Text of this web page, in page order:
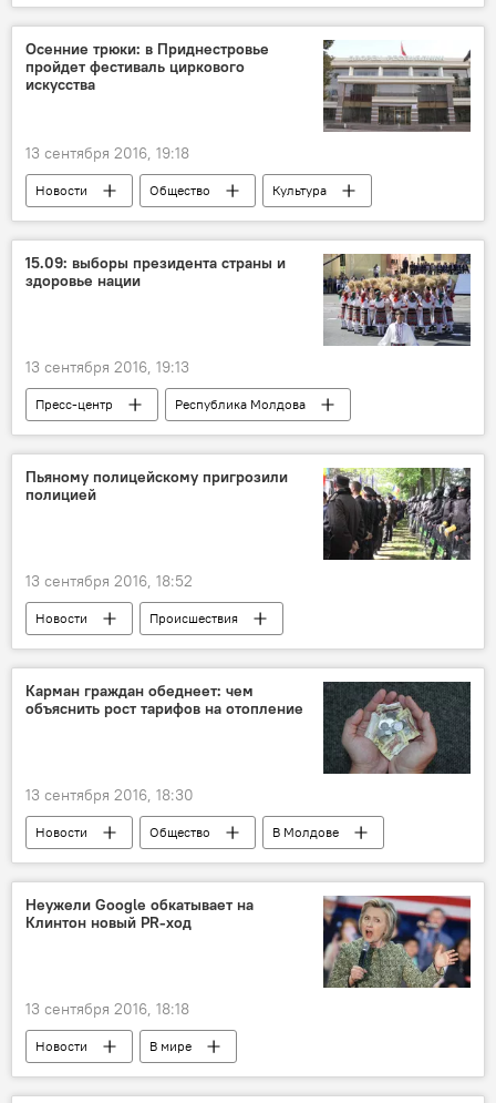
Клинтон
Сандерс
Google
Yahoo
исследование
поисковик
Дональд Трамп
Осенние трюки: в Приднестровье
пройдет фестиваль циркового
искусства
13 сентября 2016, 19:18
Новости Общество
Культура
В Молдове
Приднестровье
Республика Молдова
цирк
фестиваль
15.09: выборы президента страны и
здоровье нации
13 сентября 2016, 19:13
Пресс-центр
Республика Молдова
Николай Журавский
Николай Гибу
пресс-конференция
общество
Пьяному полицейскому пригрозили
полицией
13 сентября 2016, 18:52
Новости
Происшествия
В Молдове
Республика Молдова
автомобиль
Карман граждан обеднеет: чем
объяснить рост тарифов на отопление
13 сентября 2016, 18:30
Новости Общество
В Молдове
Республика Молдова
Вячеслав Ени
Александру Мижин
НАРЭ
Termoelectrica
тарифы
Неужели Google обкатывает на
Клинтон новый PR-ход
13 сентября 2016, 18:18
Новости
В мире
Наука и технологии
США